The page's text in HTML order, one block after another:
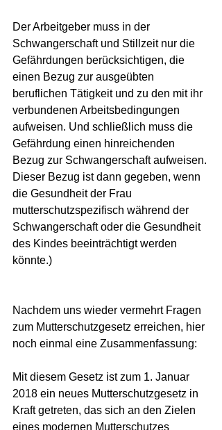
Der Arbeitgeber muss in der
Schwangerschaft und Stillzeit nur die
Gefährdungen berücksichtigen, die
einen Bezug zur ausgeübten
beruflichen Tätigkeit und zu den mit ihr
verbundenen Arbeitsbedingungen
aufweisen. Und schließlich muss die
Gefährdung einen hinreichenden
Bezug zur Schwangerschaft aufweisen.
Dieser Bezug ist dann gegeben, wenn
die Gesundheit der Frau
mutterschutzspezifisch während der
Schwangerschaft oder die Gesundheit
des Kindes beeinträchtigt werden
könnte.)
Nachdem uns wieder vermehrt Fragen
zum Mutterschutzgesetz erreichen, hier
noch einmal eine Zusammenfassung:
Mit diesem Gesetz ist zum 1. Januar
2018 ein neues Mutterschutzgesetz in
Kraft getreten, das sich an den Zielen
eines modernen Mutterschutzes